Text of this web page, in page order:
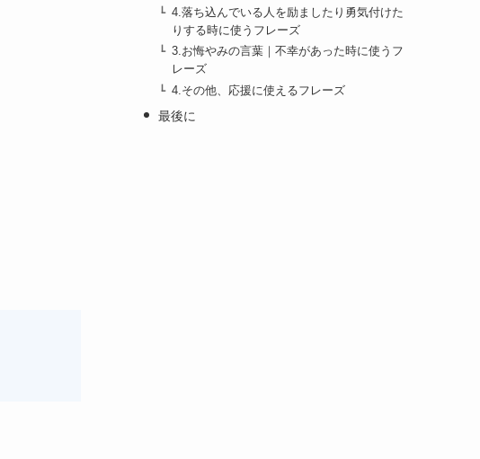
4.落ち込んでいる人を励ましたり勇気付けた
りする時に使うフレーズ
3.お悔やみの言葉｜不幸があった時に使うフ
レーズ
4.その他、応援に使えるフレーズ
最後に